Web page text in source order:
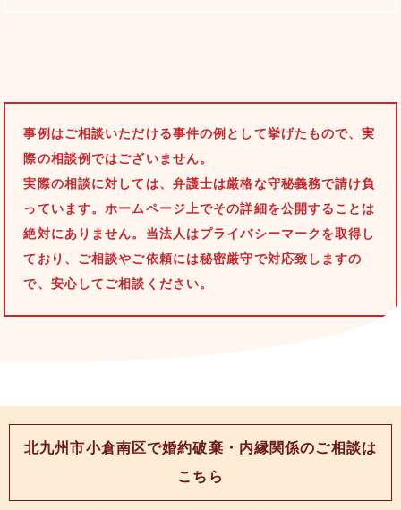
事例はご相談いただける事件の例として挙げたもので、実
際の相談例ではございません。
実際の相談に対しては、弁護士は厳格な守秘義務で請け負
っています。ホームページ上でその詳細を公開することは
絶対にありません。当法人はプライバシーマークを取得し
ており、ご相談やご依頼には秘密厳守で対応致しますの
で、安心してご相談ください。
北九州市小倉南区で婚約破棄・内縁関係のご相談は
こちら